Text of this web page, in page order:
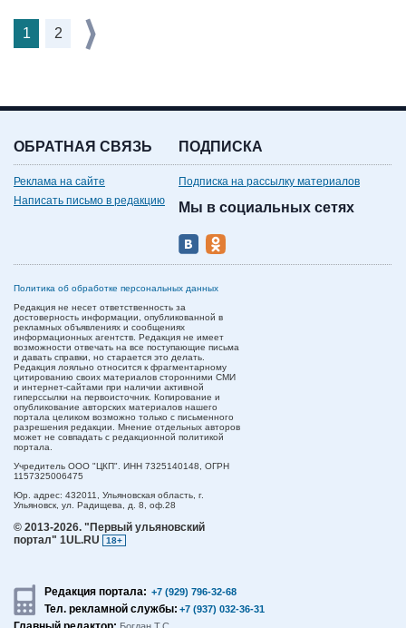
1 2
ОБРАТНАЯ СВЯЗЬ
Реклама на сайте
Написать письмо в редакцию
ПОДПИСКА
Подписка на рассылку материалов
Мы в социальных сетях
Политика об обработке персональных данных
Редакция не несет ответственность за
достоверность информации, опубликованной в
рекламных объявлениях и сообщениях
информационных агентств. Редакция не имеет
возможности отвечать на все поступающие письма
и давать справки, но старается это делать.
Редакция лояльно относится к фрагментарному
цитированию своих материалов сторонними СМИ
и интернет-сайтами при наличии активной
гиперссылки на первоисточник. Копирование и
опубликование авторских материалов нашего
портала целиком возможно только с письменного
разрешения редакции. Мнение отдельных авторов
может не совпадать с редакционной политикой
портала.
Учредитель ООО "ЦКП". ИНН 7325140148, ОГРН
1157325006475
Юр. адрес: 432011, Ульяновская область, г.
Ульяновск, ул. Радищева, д. 8, оф.28
© 2013-2026. "Первый ульяновский
портал" 1UL.RU
18+
Редакция портала: +7 (929) 796-32-68
Тел. рекламной службы: +7 (937) 032-36-31